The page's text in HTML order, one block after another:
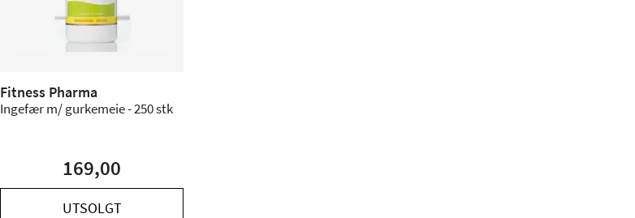
Fitness Pharma
Ingefær m/ gurkemeie - 250 stk
169,00
UTSOLGT